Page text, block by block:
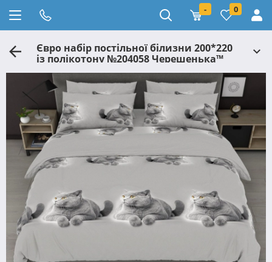
- 0
Євро набір постільної білизни 200*220
із полікотону №204058 Черешенька™